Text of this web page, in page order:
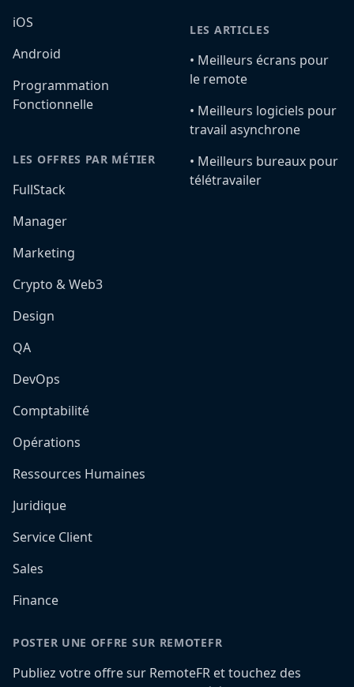
iOS
Android
Programmation
Fonctionnelle
LES OFFRES PAR MÉTIER
FullStack
Manager
Marketing
Crypto & Web3
Design
QA
DevOps
Comptabilité
Opérations
Ressources Humaines
Juridique
Service Client
Sales
Finance
LES ARTICLES
•️ Meilleurs écrans pour
le remote
•️ Meilleurs logiciels pour
travail asynchrone
•️ Meilleurs bureaux pour
télétravailer
POSTER UNE OFFRE SUR REMOTEFR
Publiez votre offre sur RemoteFR et touchez des